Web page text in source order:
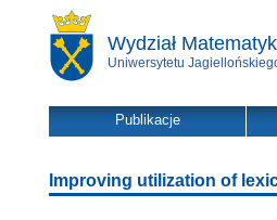
Wydział
Uniwersytetu
Publikacje
Improving utilization of